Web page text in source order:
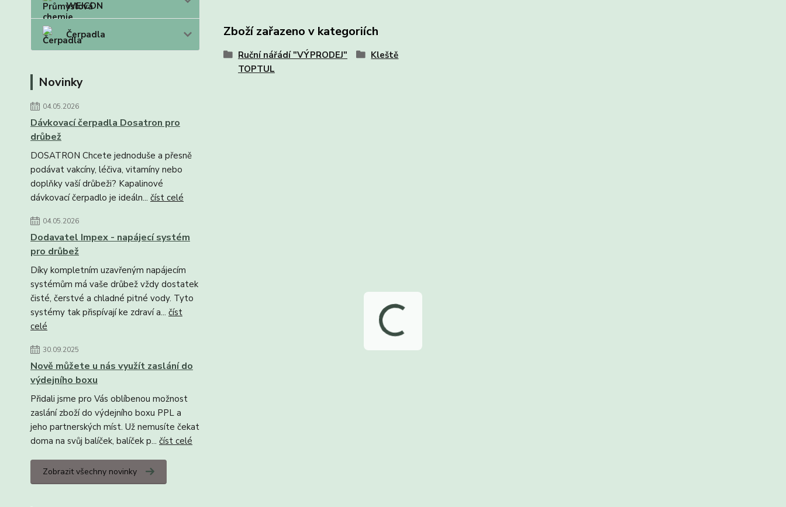
WEICON
Čerpadla
Novinky
04.05.2026
Dávkovací čerpadla Dosatron pro
drůbež
DOSATRON Chcete jednoduše a přesně
podávat vakcíny, léčiva, vitamíny nebo
doplňky vaší drůbeži? Kapalinové
dávkovací čerpadlo je ideáln... číst celé
04.05.2026
Dodavatel Impex - napájecí systém
pro drůbež
Díky kompletním uzavřeným napájecím
systémům má vaše drůbež vždy dostatek
čisté, čerstvé a chladné pitné vody. Tyto
systémy tak přispívají ke zdraví a... číst
celé
30.09.2025
Nově můžete u nás využít zaslání do
výdejního boxu
Přidali jsme pro Vás oblíbenou možnost
zaslání zboží do výdejního boxu PPL a
jeho partnerských míst. Už nemusíte čekat
doma na svůj balíček, balíček p... číst celé
Zobrazit všechny novinky
Zboží zařazeno v kategoriích
Ruční nářádí "VÝPRODEJ"
TOPTUL
Kleště